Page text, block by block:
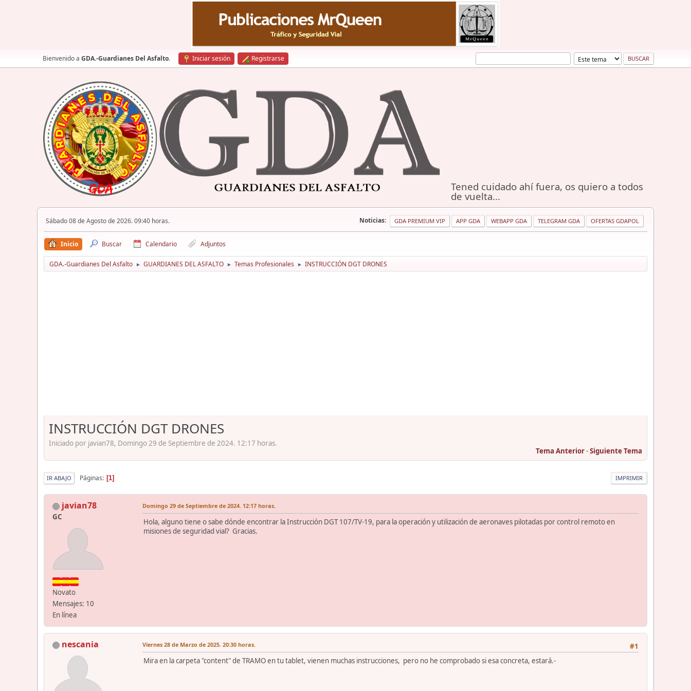
Bienvenido a GDA.-Guardianes Del Asfalto. Iniciar sesión Registrarse
Tened cuidado ahí fuera, os quiero a todos
de vuelta...
Sábado 08 de Agosto de 2026. 09:40 horas. Noticias: GDA PREMIUM VIP APP GDA WEBAPP GDA TELEGRAM GDA OFERTAS GDAPOL
Inicio Buscar Calendario Adjuntos
GDA.-Guardianes Del Asfalto ► GUARDIANES DEL ASFALTO ► Temas Profesionales ► INSTRUCCIÓN DGT DRONES
INSTRUCCIÓN DGT DRONES
Iniciado por javian78, Domingo 29 de Septiembre de 2024. 12:17 horas.
Tema Anterior-Siguiente Tema
IMPRIMIR
IR ABAJO Páginas 1
javian78
GC
Novato
Mensajes: 10
En línea
Domingo 29 de Septiembre de 2024. 12:17 horas.
Hola, alguno tiene o sabe dónde encontrar la Instrucción DGT 107/TV-19, para la operación y utilización de aeronaves pilotadas por control remoto en
misiones de seguridad vial? Gracias.
nescania #1
Viernes 28 de Marzo de 2025. 20:30 horas.
Mira en la carpeta "content" de TRAMO en tu tablet, vienen muchas instrucciones, pero no he comprobado si esa concreta, estará.-